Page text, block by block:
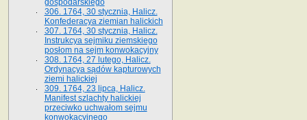
gospodarskiego
306. 1764, 30 stycznia, Halicz.
Konfederacya ziemian halickich
307. 1764, 30 stycznia, Halicz.
Instrukcya sejmiku ziemskiego
posłom na sejm konwokacyjny
308. 1764, 27 lutego, Halicz.
Ordynacya sądów kapturowych
ziemi halickiej
309. 1764, 23 lipca, Halicz.
Manifest szlachty halickiej
przeciwko uchwałom sejmu
konwokacyjnego